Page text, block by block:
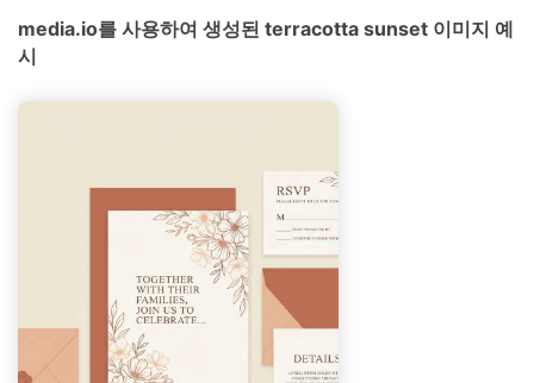
media.io를 사용하여 생성된 terracotta sunset 이미지 예
시